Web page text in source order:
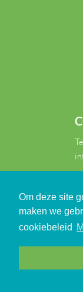
Om deze site
maken we
cookiebeleid